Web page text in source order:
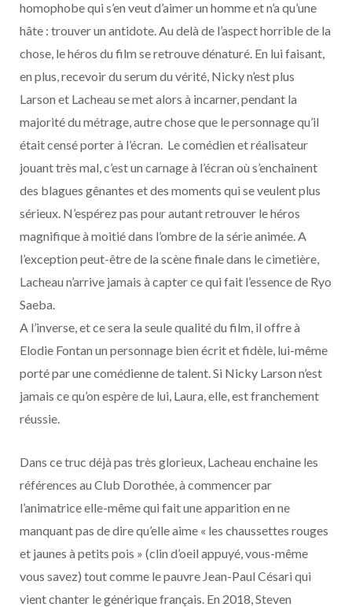
homophobe qui s’en veut d’aimer un homme et n’a qu’une
hâte : trouver un antidote. Au delà de l’aspect horrible de la
chose, le héros du film se retrouve dénaturé. En lui faisant,
en plus, recevoir du serum du vérité, Nicky n’est plus
Larson et Lacheau se met alors à incarner, pendant la
majorité du métrage, autre chose que le personnage qu’il
était censé porter à l’écran. Le comédien et réalisateur
jouant très mal, c’est un carnage à l’écran où s’enchainent
des blagues gênantes et des moments qui se veulent plus
sérieux. N’espérez pas pour autant retrouver le héros
magnifique à moitié dans l’ombre de la série animée. A
l’exception peut-être de la scène finale dans le cimetière,
Lacheau n’arrive jamais à capter ce qui fait l’essence de Ryo
Saeba.
A l’inverse, et ce sera la seule qualité du film, il offre à
Elodie Fontan un personnage bien écrit et fidèle, lui-même
porté par une comédienne de talent. Si Nicky Larson n’est
jamais ce qu’on espère de lui, Laura, elle, est franchement
réussie.
Dans ce truc déjà pas très glorieux, Lacheau enchaine les
références au Club Dorothée, à commencer par
l’animatrice elle-même qui fait une apparition en ne
manquant pas de dire qu’elle aime « les chaussettes rouges
et jaunes à petits pois » (clin d’oeil appuyé, vous-même
vous savez) tout comme le pauvre Jean-Paul Césari qui
vient chanter le générique français. En 2018, Steven